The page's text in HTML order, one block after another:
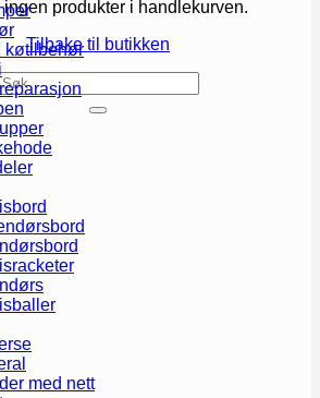
ingen produkter i handlekurven.
Tilbake til butikken
køtilbehør
med nett